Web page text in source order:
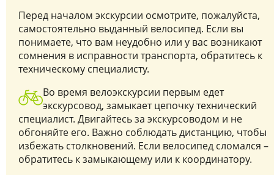
Перед началом экскурсии осмотрите, пожалуйста,
самостоятельно выданный велосипед. Если вы
понимаете, что вам неудобно или у вас возникают
сомнения в исправности транспорта, обратитесь к
техническому специалисту.
Во время велоэкскурсии первым едет
экскурсовод, замыкает цепочку технический
специалист. Двигайтесь за экскурсоводом и не
обгоняйте его. Важно соблюдать дистанцию, чтобы
избежать столкновений. Если велосипед сломался –
обратитесь к замыкающему или к координатору.